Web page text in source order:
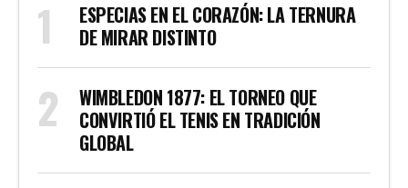
ESPECIAS EN EL CORAZÓN: LA TERNURA
DE MIRAR DISTINTO
WIMBLEDON 1877: EL TORNEO QUE
CONVIRTIÓ EL TENIS EN TRADICIÓN
GLOBAL